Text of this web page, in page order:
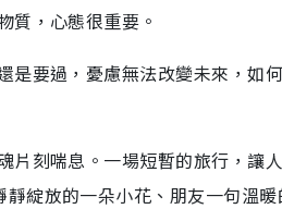
質，心態很重要。
要過，憂慮無法改變未來，如
刻喘息。一場短暫的旅行，讓
綻放的一朵小花、朋友一句溫